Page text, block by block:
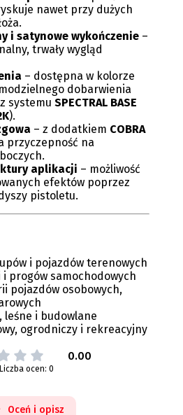
nawet przy dużych
i satynowe wykończenie –
trwały wygląd
– dostępna w kolorze
dobarwienia
systemu SPECTRAL BASE
).
– z dodatkiem COBRA
przyczepność na
aplikacji – możliwość
efektów poprzez
pistoletu.
i pojazdów terenowych
i progów samochodowych
pojazdów osobowych,
leśne i budowlane
ogrodniczy i rekreacyjny
0.00
Liczba ocen: 0
Oceń i opisz